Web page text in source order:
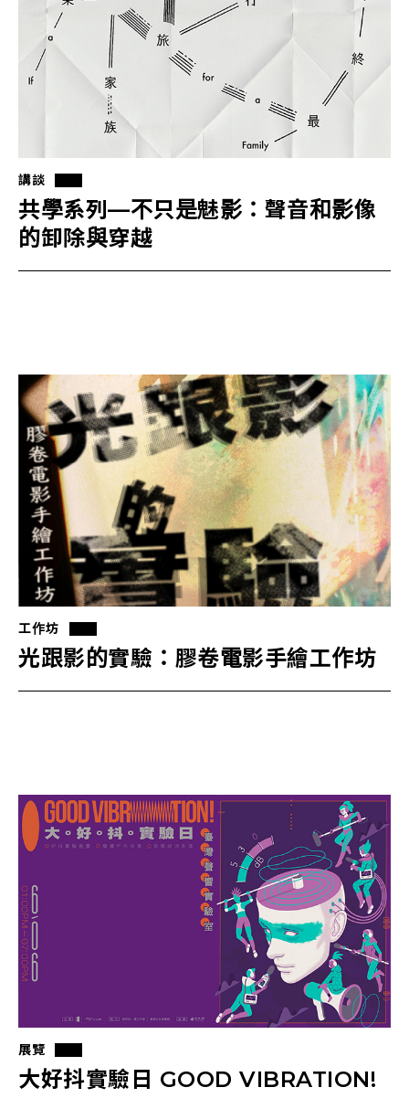
講談
共學系列—不只是魅影：聲音和影像
的卸除與穿越
工作坊
光跟影的實驗：膠卷電影手繪工作坊
展覽
大好抖實驗日 GOOD VIBRATION!